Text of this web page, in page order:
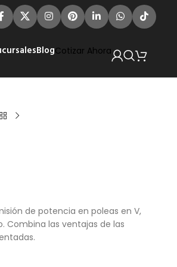
BlogCotizar Ahora
de potencia en poleas en V,
Combina las ventajas de las